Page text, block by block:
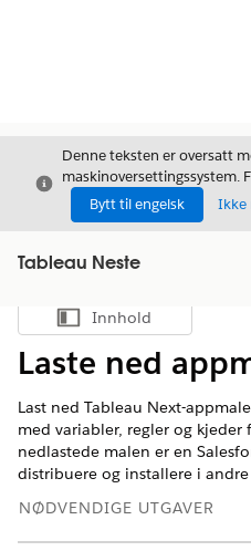
Avslutt
Denne teksten er oversatt
maskinoversettingssystem.
Bytt til engelsk
Ikke
Tableau Neste
Vis innholdsfortegnelse
Innhold
Laste ned
Last ned Tableau Next-
med variabler, regler og
nedlastede malen er en
distribuere og installere i
NØDVENDIGE UTGAVER